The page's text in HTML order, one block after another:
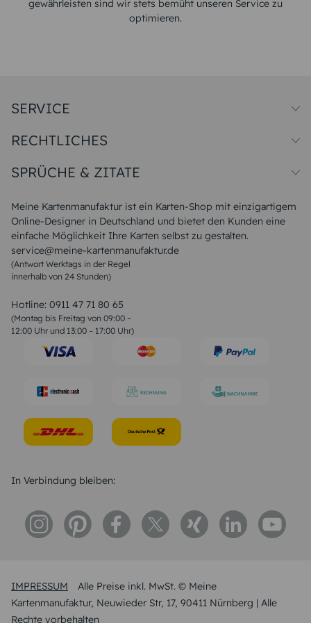
gewährleisten sind wir stets bemüht unseren Service zu
optimieren.
Meine Kartenmanufaktur ist ein Karten-Shop mit einzigartigem
Online-Designer in Deutschland und bietet den Kunden eine
einfache Möglichkeit Ihre Karten selbst zu gestalten.
service@meine-kartenmanufaktur.de
(Antwort Werktags in der Regel
innerhalb von 24 Stunden)
Hotline: 0911 47 71 80 65
(Montag bis Freitag von 09:00 –
12:00 Uhr und 13:00 – 17:00 Uhr)
SERVICE
Papiersorten
Unsere Produktion
Magazin
FAQ
RECHTLICHES
Widerrufsbelehrung
SPRÜCHE & ZITATE
Liebeskummer Sprüche
Sommer Sprüche
Muttertagssprüche
Sprüche zur Hochzeit
Sprüche zur Konfirmation & Kommunion
Weihnachtsgedichte
Liebessprüche
Geburtstagssprüche
Trauersprüche
Konfirmation Glückwünsche
IMPRESSUM
Alle Preise inkl. MwSt. © Meine
Kartenmanufaktur, Neuwieder Str, 17, 90411 Nürnberg | Alle
Rechte vorbehalten
In Verbindung bleiben: